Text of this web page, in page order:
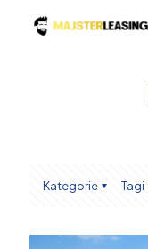
Kategorie Tagi